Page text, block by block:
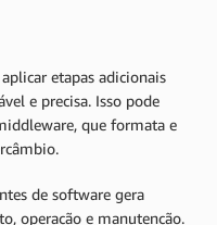
etapas adicionais
e precisa. Isso pode
que formata e
de software gera
operação e manutenção.